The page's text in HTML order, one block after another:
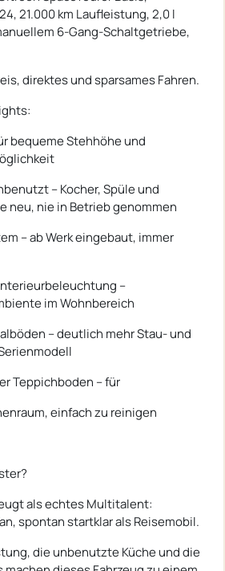
21.000 km Laufleistung, 2,0 l
6-Gang-Schaltgetriebe,
direktes und sparsames Fahren.
bequeme Stehhöhe und
– Kocher, Spüle und
neu, nie in Betrieb genommen
– ab Werk eingebaut, immer
–
im Wohnbereich
– deutlich mehr Stau- und
Teppichboden – für
einfach zu reinigen
als echtes Multitalent:
spontan startklar als Reisemobil.
die unbenutzte Küche und die